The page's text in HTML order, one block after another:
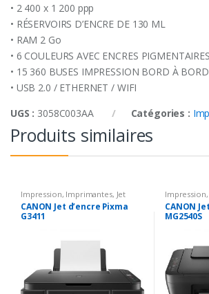
• 2 400 x 1 200 ppp
• RÉSERVOIRS D’ENCRE DE 130 ML
• RAM 2 Go
• 6 COULEURS AVEC ENCRES PIGMENTAIRES
• 15 360 BUSES IMPRESSION BORD À BORD
• USB 2.0 / ETHERNET / WIFI
UGS : 3058C003AA Catégories :
Produits similaires
Impression, Imprimantes, Jet
d'encre
CANON Jet d’encre Pixma
G3411
Impression,
d'encre
CANON
MG2540S